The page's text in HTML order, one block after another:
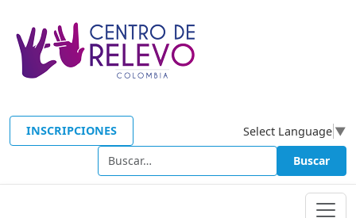
INSCRIPCIONES Select Language ▼
Buscar Buscar